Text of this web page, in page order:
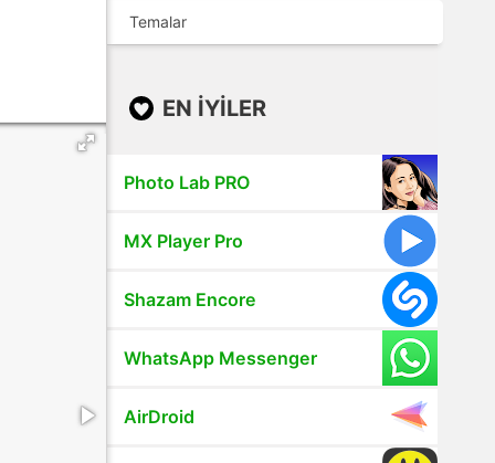
Temalar
EN IYILER
Photo Lab PRO
MX Player Pro
Shazam Encore
WhatsApp Messenger
AirDroid